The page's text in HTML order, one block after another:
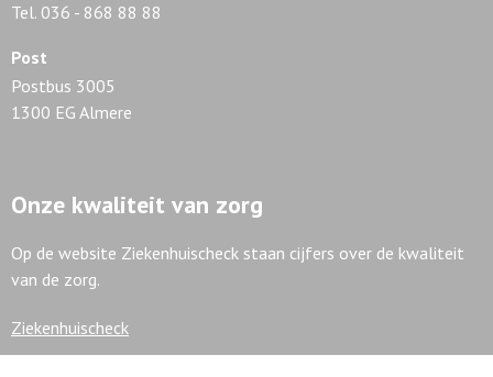
Tel. 036 - 868 88 88
Post
Postbus 3005
1300 EG Almere
Onze kwaliteit van zorg
Op de website Ziekenhuischeck staan cijfers over de kwaliteit
van de zorg.
Ziekenhuischeck